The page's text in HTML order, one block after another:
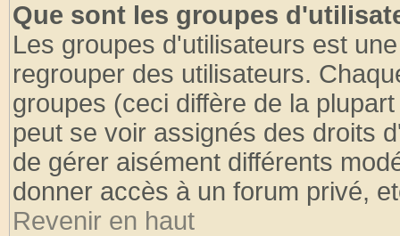
Que sont les groupes
Les groupes d'utilisateurs est
regrouper des utilisateurs.
groupes (ceci diffère de la
peut se voir assignés des droits
de gérer aisément différents
donner accès à un forum privé,
Revenir en haut